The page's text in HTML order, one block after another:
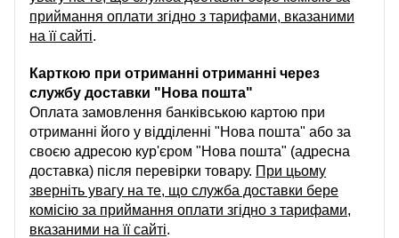
приймання оплати згідно з тарифами, вказаними
на її сайті.
Карткою при отриманні отриманні через
службу доставки "Нова пошта"
Оплата замовлення банківською картою при
отриманні його у відділенні "Нова пошта" або за
своєю адресою кур'єром "Нова пошта" (адресна
доставка) після перевірки товару. При цьому
зверніть увагу на те, що служба доставки бере
комісію за приймання оплати згідно з тарифами,
вказаними на її сайті.